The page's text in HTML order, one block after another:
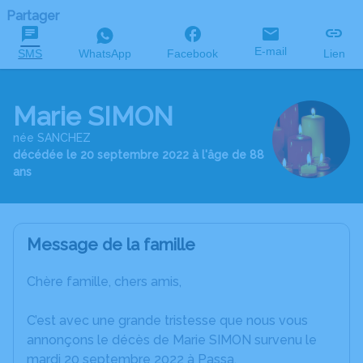
Partager
SMS WhatsApp Facebook E-mail Lien
Marie SIMON
née SANCHEZ
décédée le 20 septembre 2022 à l'âge de 88
ans
Message de la famille
Chère famille, chers amis,
C’est avec une grande tristesse que nous vous
annonçons le décès de Marie SIMON survenu le
mardi 20 septembre 2022 à Passa.